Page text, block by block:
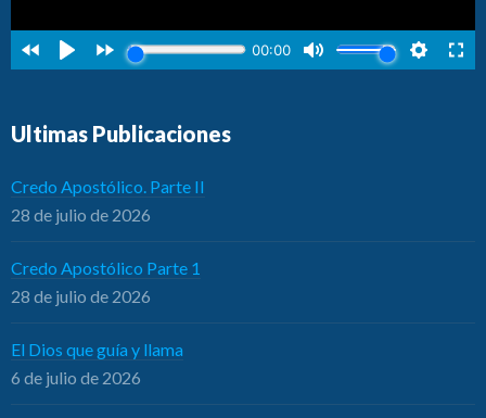
Ultimas Publicaciones
Credo Apostólico. Parte II
28 de julio de 2026
Credo Apostólico Parte 1
28 de julio de 2026
El Dios que guía y llama
6 de julio de 2026